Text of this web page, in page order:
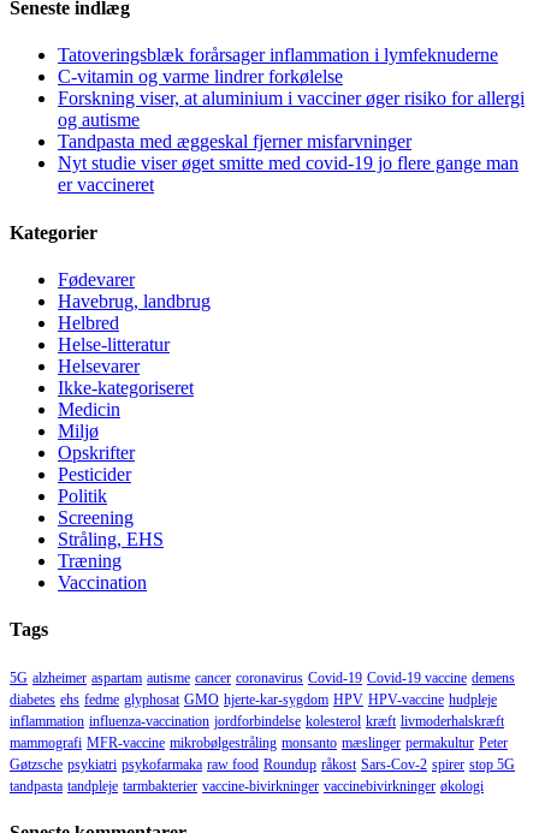
Seneste indlæg
Tatoveringsblæk forårsager inflammation i lymfeknuderne
C-vitamin og varme lindrer forkølelse
Forskning viser, at aluminium i vacciner øger risiko for allergi
og autisme
Tandpasta med æggeskal fjerner misfarvninger
Nyt studie viser øget smitte med covid-19 jo flere gange man
er vaccineret
Kategorier
Fødevarer
Havebrug, landbrug
Helbred
Helse-litteratur
Helsevarer
Ikke-kategoriseret
Medicin
Miljø
Opskrifter
Pesticider
Politik
Screening
Stråling, EHS
Træning
Vaccination
Tags
5G alzheimer aspartam autisme cancer coronavirus Covid-19 Covid-19 vaccine demens
diabetes ehs fedme glyphosat GMO hjerte-kar-sygdom HPV HPV-vaccine hudpleje
inflammation influenza-vaccination jordforbindelse kolesterol kræft livmoderhalskræft
mammografi MFR-vaccine mikrobølgestråling monsanto mæslinger permakultur Peter
Gøtzsche psykiatri psykofarmaka raw food Roundup råkost Sars-Cov-2 spirer stop 5G
tandpasta tandpleje tarmbakterier vaccine-bivirkninger vaccinebivirkninger økologi